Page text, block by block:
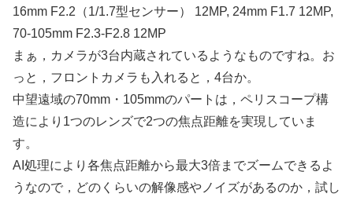
16mm F2.2（1/1.7型センサー） 12MP, 24mm F1.7 12MP,
70-105mm F2.3-F2.8 12MP
まぁ，カメラが3台内蔵されているようなものですね。お
っと，フロントカメラも入れると，4台か。
中望遠域の70mm・105mmのパートは，ペリスコープ構
造により1つのレンズで2つの焦点距離を実現していま
す。
AI処理により各焦点距離から最大3倍までズームできるよ
うなので，どのくらいの解像感やノイズがあるのか，試し